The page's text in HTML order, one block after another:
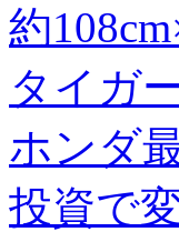
約
タイガ
ホンダ
投資で